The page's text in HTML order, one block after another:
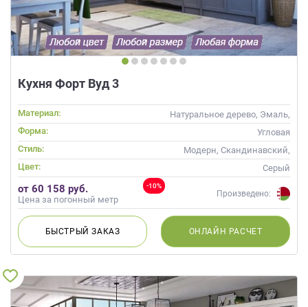
Кухня Форт Вуд 3
Материал:
Натуральное дерево, Эмаль,
Массив
Форма:
Угловая
Стиль:
Модерн, Скандинавский,
Неоклассика
Цвет: Серый
-10%
от 60 158 руб.
Цена за погонный метр
Произведено:
БЫСТРЫЙЗАКАЗ ОНЛАЙН РАСЧЕТ